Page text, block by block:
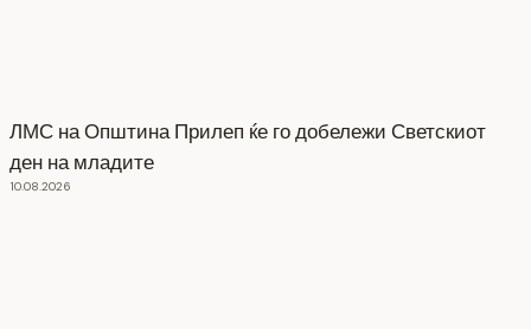
ЛМС на Општина Прилеп ќе го добележи Светскиот
ден на младите
10.08.2026